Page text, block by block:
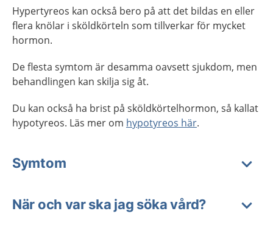
Hypertyreos kan också bero på att det bildas en eller
flera knölar i sköldkörteln som tillverkar för mycket
hormon.
De flesta symtom är desamma oavsett sjukdom, men
behandlingen kan skilja sig åt.
Du kan också ha brist på sköldkörtelhormon, så kallat
hypotyreos. Läs mer om hypotyreos här.
Symtom
När och var ska jag söka vård?